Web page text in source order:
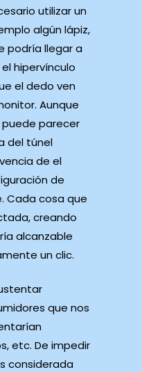
utilizar un
algún lápiz,
podrí­a llegar a
hipervínculo
el dedo ven
Aunque
parecer
del túnel
de el
de
Cada cosa que
creando
alcanzable
un clic.
que nos
etc. De impedir
considerada